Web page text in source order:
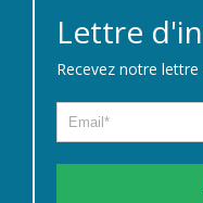
Lettre
Recevez notre